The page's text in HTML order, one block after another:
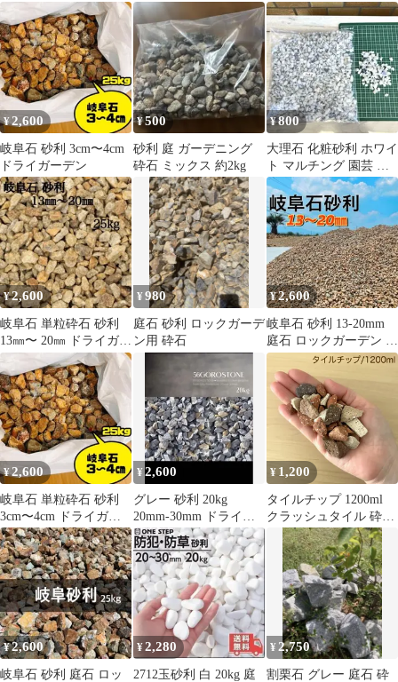
チャート石 ブラウン
¥2,600
岐阜石 砂利 3cm〜4cm
ドライガーデン
¥500
砂利 庭 ガーデニング
砕石 ミックス 約2kg
¥800
大理石 化粧砂利 ホワイ
ト マルチング 園芸 ア
クアリウム DIY
¥2,600
岐阜石 単粒砕石 砂利
13㎜〜 20㎜ ドライガー
デン
¥980
庭石 砂利 ロックガーデ
ン用 砕石
¥2,600
岐阜石 砂利 13-20mm
庭石 ロックガーデン 茶
色 チャート石 砕石
¥2,600
岐阜石 単粒砕石 砂利
3cm〜4cm ドライガー
デン ロックガーデン
¥2,600
グレー 砂利 20kg
20mm-30mm ドライガ
ーデン 三重県産 庭石
¥ 1,200
タイルチップ 1200ml
クラッシュタイル 砕石
化粧砂利 観葉植物 多肉
植物 鉢植え マルチング
土隠し 園芸 ガーデニン
グ テラコッタ ナチュラ
ル インテリア 撮影小物
大容量 まとめ買い DIY
¥2,600
岐阜石 砂利 庭石 ロッ
¥2,280
2712玉砂利 白 20kg 庭
¥ 2,750
割栗石 グレー 庭石 砕